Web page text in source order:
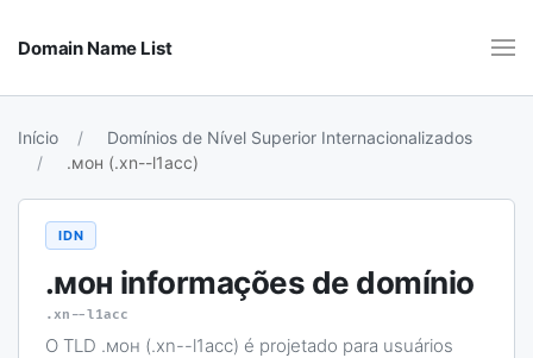
Domain Name List
Início
Domínios de Nível Superior Internacionalizados
.мон (.xn--l1acc)
IDN
.мон informações de domínio
.xn--l1acc
O TLD .мон (.xn--l1acc) é projetado para usuários